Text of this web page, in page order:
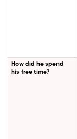
How did he spend
his free time?